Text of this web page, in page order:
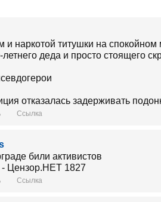
и наркотой титушки на
деда и просто стоящего
отказалась задерживать
Ссылка
Ссылка